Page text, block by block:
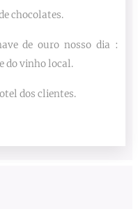
chocolates.
de ouro nosso dia :
do vinho local.
dos clientes.